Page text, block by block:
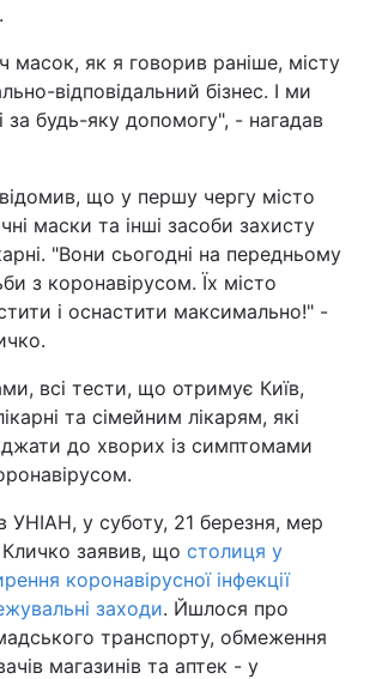
масок, як я говорив раніше, місту
відповідальний бізнес. І ми
за будь-яку допомогу", - нагадав
що у першу чергу місто
маски та інші засоби захисту
"Вони сьогодні на передньому
з коронавірусом. Їх місто
і оснастити максимально!" -
всі тести, що отримує Київ,
та сімейним лікарям, які
до хворих із симптомами
УНІАН, у суботу, 21 березня, мер
Кличко заявив, що столиця у
коронавірусної інфекції
заходи. Йшлося про
транспорту, обмеження
магазинів та аптек - у